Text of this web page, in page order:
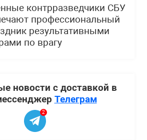
контрразведчики СБУ
профессиональный
результативными
по врагу
новости с доставкой в
Телеграм
2